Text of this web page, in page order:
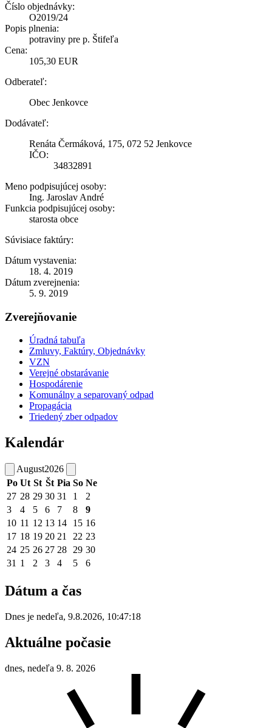
Číslo objednávky:
O2019/24
Popis plnenia:
potraviny pre p. Štifeľa
Cena:
105,30 EUR
Odberateľ:
Obec Jenkovce
Dodávateľ:
Renáta Čermáková, 175, 072 52 Jenkovce
IČO:
34832891
Meno podpisujúcej osoby:
Ing. Jaroslav André
Funkcia podpisujúcej osoby:
starosta obce
Súvisiace faktúry:
Dátum vystavenia:
18. 4. 2019
Dátum zverejnenia:
5. 9. 2019
Zverejňovanie
Úradná tabuľa
Zmluvy, Faktúry, Objednávky
VZN
Verejné obstarávanie
Hospodárenie
Komunálny a separovaný odpad
Propagácia
Triedený zber odpadov
Kalendár
August2026
Po Ut St Št Pia So Ne
27 28 29 30 31 1
2
3
4 5 6 7 8
9
10 11 12 13 14 15 16
17 18 19 20 21 22 23
24 25 26 27 28 29 30
31 1 2 3 4 5 6
Dátum a čas
Dnes je nedeľa, 9.8.2026, 10:47:18
Aktuálne počasie
dnes, nedeľa 9. 8. 2026